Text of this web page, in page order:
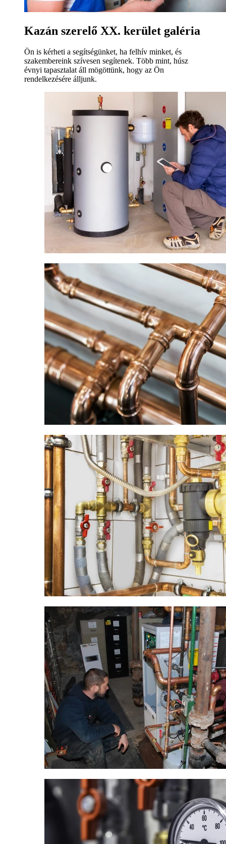
Kazán szerelő XX. kerület galéria
Ön is kérheti a segítségünket, ha felhív minket, és
szakembereink szívesen segítenek. Több mint, húsz
évnyi tapasztalat áll mögöttünk, hogy az Ön
rendelkezésére álljunk.